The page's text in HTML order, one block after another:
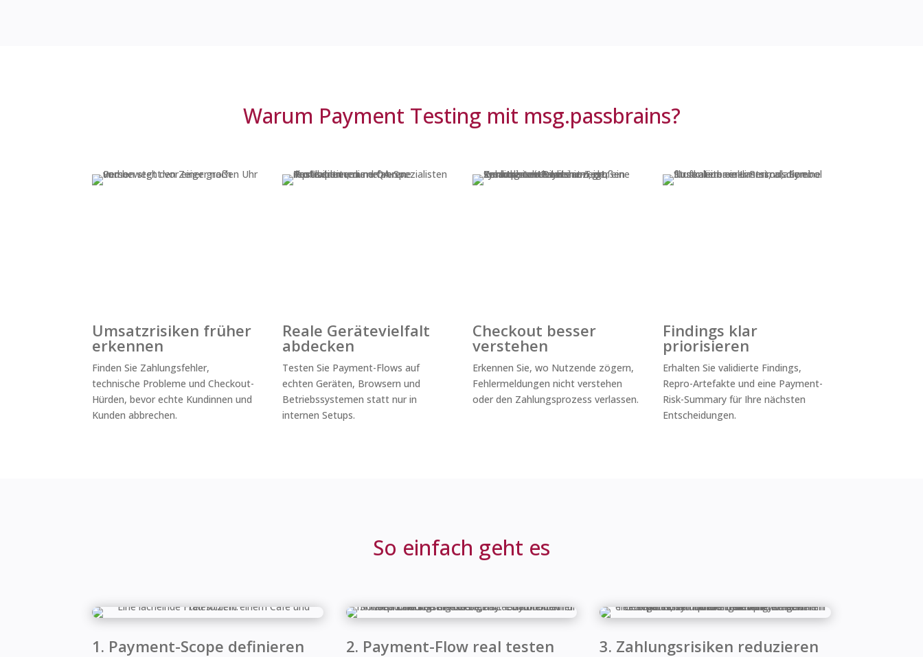
Warum Payment Testing mit msg.passbrains?
Umsatzrisiken früher
erkennen
Finden Sie Zahlungsfehler,
technische Probleme und Checkout-
Hürden, bevor echte Kundinnen und
Kunden abbrechen.
Reale Gerätevielfalt
abdecken
Testen Sie Payment-Flows auf
echten Geräten, Browsern und
Betriebssystemen statt nur in
internen Setups.
Checkout besser
verstehen
Erkennen Sie, wo Nutzende zögern,
Fehlermeldungen nicht verstehen
oder den Zahlungsprozess verlassen.
Findings klar
priorisieren
Erhalten Sie validierte Findings,
Repro-Artefakte und eine Payment-
Risk-Summary für Ihre nächsten
Entscheidungen.
So einfach geht es
1. Payment-Scope definieren 2. Payment-Flow real testen 3. Zahlungsrisiken reduzieren